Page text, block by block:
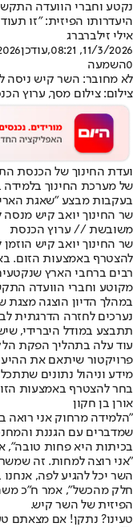
נקטע וחברי הוועדה
היעדרותו הפיזית: "זו
אילי זילברברג
11/3/2026, 08:21
,עודכן08:21
0השמעה
לא מחובר: השר קיש ניסה
צילום: צילום מסך, ערוץ
ועדת החינוך של הכנסת
של מערכת החינוך
בעקבות מבצע "שאגת
שר החינוך יואב קיש
משובשת // ערוץ הכנסת
שר החינוך יואב קיש
להצטרף באמצעות הזום.
רבים ברחבי הארץ
מקוטע וחברי הוועדה
במהלך הדיון הוצגה
נערכים לחזרה הדרגתית
תתבצע במודל היברידי,
עוד עלה בתהליך הפקת
פרויקטור שיתאם את
מידע וניהול נתונים
בחר להצטרף באמצעות
אורן בן חקון
"הלמידה מרחוק אני רואה
שמדברים עם הגננת
בכיתות היא פחות טובה",
"אני רוצה למחות. זה
השר יכל להגיע לפה,
חלק מהכשל", אמר ח"כ משה
הפיזית של השר קיש.
טעינו? נתקן! אם מצאתם